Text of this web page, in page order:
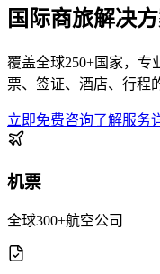
国际商旅解决
覆盖全球250+国家，专
票、签证、酒店、行程
立即免费咨询了解服务
机票
全球300+航空公司